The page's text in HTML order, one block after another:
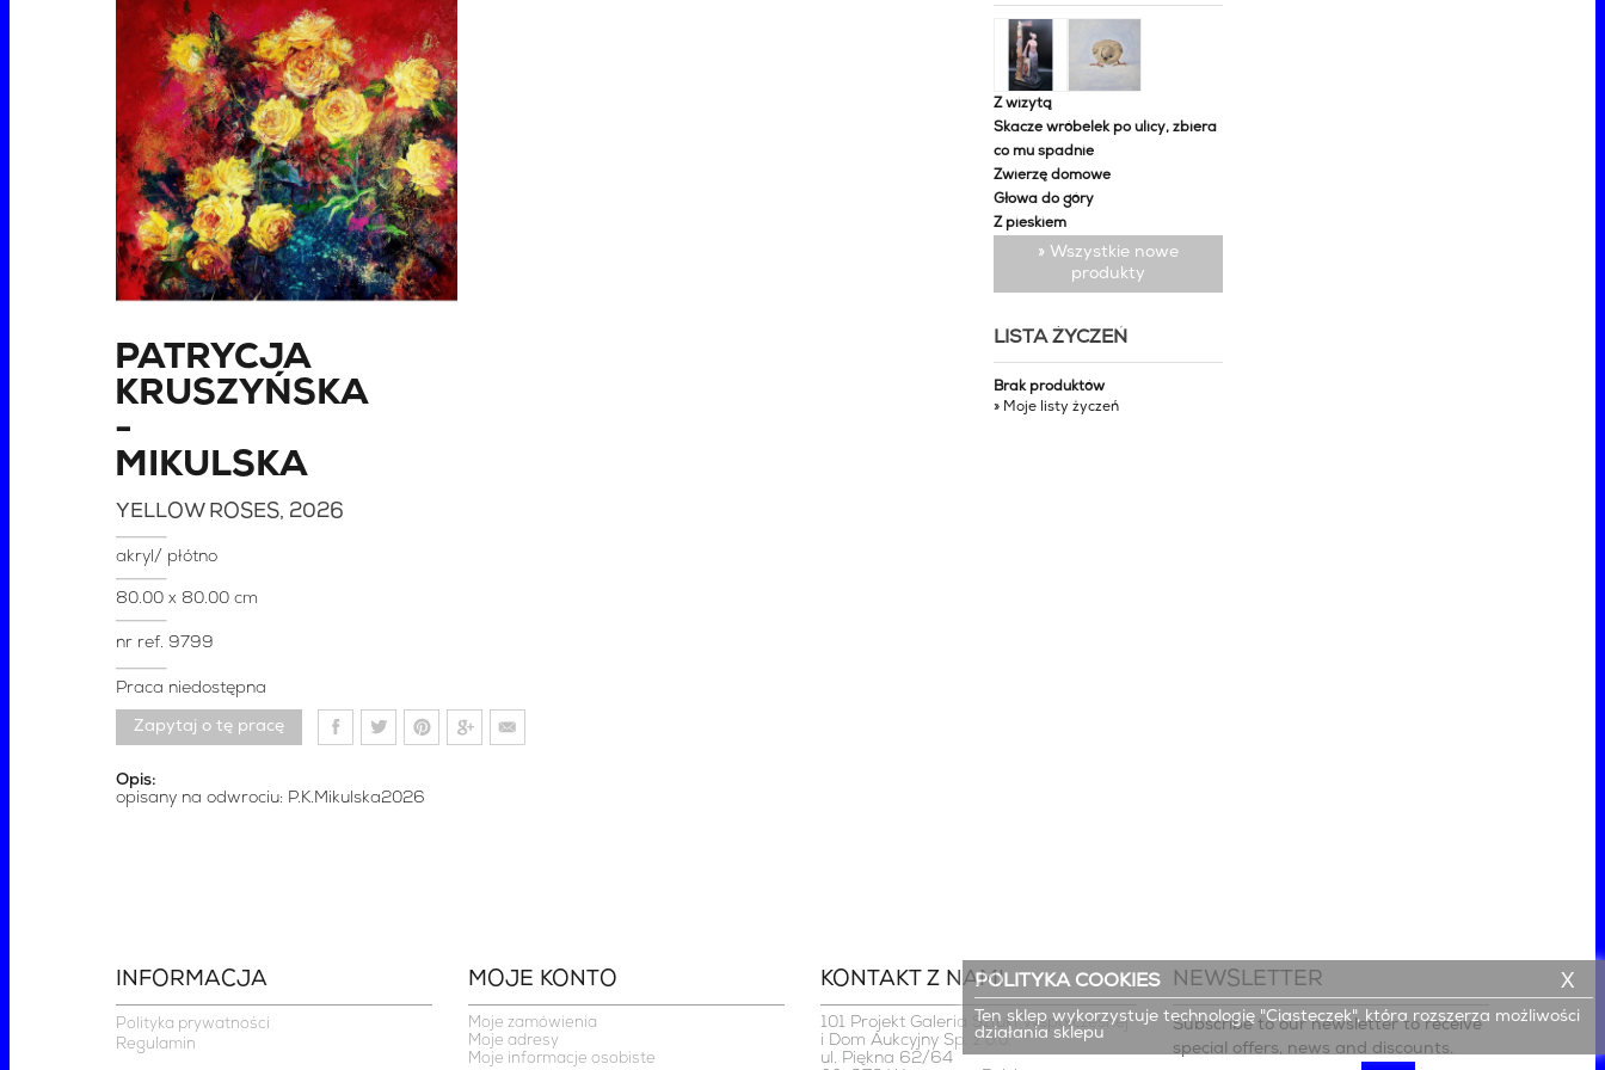
PATRYCJA
KRUSZYŃSKA
-
MIKULSKA
YELLOW ROSES, 2026
akryl/ płótno
80.00 x 80.00 cm
nr ref. 9799
Praca niedostępna
Zapytaj o tę pracę
Opis:
opisany na odwrociu: P.K.Mikulska2026
Z wizytą
Skacze wróbelek po ulicy, zbiera
co mu spadnie
Zwierzę domowe
Głowa do góry
Z pieskiem
» Wszystkie nowe
produkty
LISTA ŻYCZEŃ
Brak produktów
» Moje listy życzeń
INFORMACJA
Polityka prywatności
Regulamin
MOJE KONTO
Moje zamówienia
Moje adresy
Moje informacje osobiste
KONTAKT Z NAMI
101 Projekt Galeria Sztuki Współczesnej
i Dom Aukcyjny Sp. z o.o.
ul. Piękna 62/64
NEWSLETTER
Subscribe to our newsletter to receive
special offers, news and discounts.
POLITYKA COOKIES
Ten sklep wykorzystuje technologię "Ciasteczek", która rozszerza możliwości
działania sklepu
X